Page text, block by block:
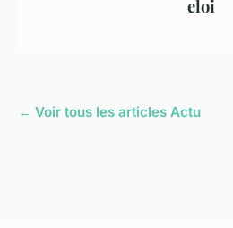
eloi
← Voir tous les articles Actu